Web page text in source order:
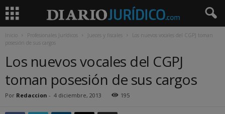
Inicio Profesionales Jurídicos Jueces y fiscales
Los nuevos vocales del CGPJ toman
posesión de sus cargos
Los nuevos vocales del CGPJ
toman posesión de sus cargos
Por Redaccion - 4 diciembre, 2013 195